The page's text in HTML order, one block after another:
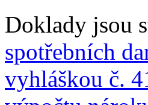
Doklady jsou
spotřebních
vyhláškou č.